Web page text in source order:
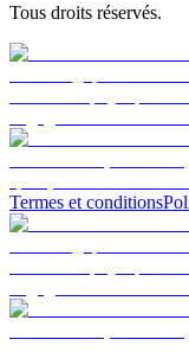
Tous droits réservés.
Termes et conditions